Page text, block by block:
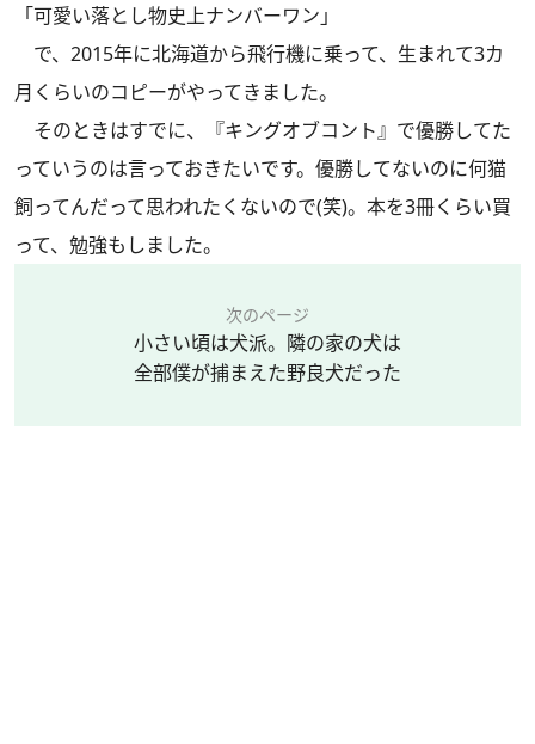
「可愛い落とし物史上ナンバーワン」
で、2015年に北海道から飛行機に乗って、生まれて3カ
月くらいのコピーがやってきました。
そのときはすでに、『キングオブコント』で優勝してた
っていうのは言っておきたいです。優勝してないのに何猫
飼ってんだって思われたくないので(笑)。本を3冊くらい買
って、勉強もしました。
次のページ
小さい頃は犬派。隣の家の犬は
全部僕が捕まえた野良犬だった